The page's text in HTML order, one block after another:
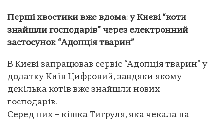
Перші хвостики вже вдома: у Києві “коти
знайшли господарів” через електронний
застосунок “Адопція тварин”
В Києві запрацював сервіс “Адопція тварин” у
додатку Київ Цифровий, завдяки якому
декілька котів вже знайшли нових
господарів.
Серед них – кішка Тигруля, яка чекала на